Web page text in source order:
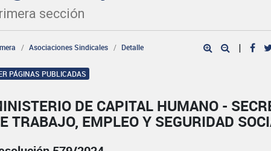
sección
Asociaciones Sindicales Detalle |
PÁGINAS PUBLICADAS
DE CAPITAL HUMANO -
TRABAJO, EMPLEO Y SEGURIDAD